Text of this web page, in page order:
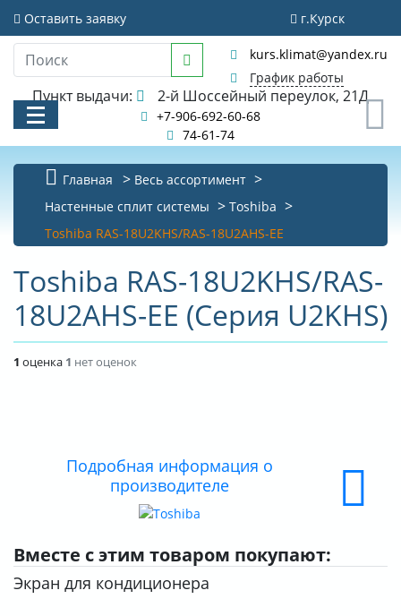
Оставить заявку г.Курск
kurs.klimat@yandex.ru
График работы
Пункт выдачи: 2-й Шоссейный переулок, 21Д
+7-906-692-60-68
74-61-74
КАТАЛОГ
АКЦИИ И РАСПРОДАЖИ
УСЛУГИ
БИБЛИОТЕКА
ДОСТАВКА
Главная
Весь ассортимент
Настенные сплит системы
Toshiba
Toshiba RAS-18U2KHS/RAS-18U2AHS-EE
Toshiba RAS-18U2KHS/RAS-
18U2AHS-EE (Серия U2KHS)
1 оценка 1 нет оценок
Подробная информация о
производителе
Вместе с этим товаром покупают:
Экран для кондиционера